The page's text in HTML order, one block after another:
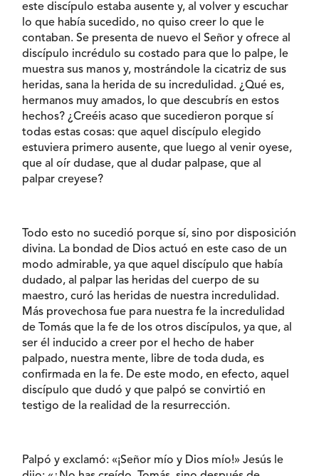
este discípulo estaba ausente y, al volver y escuchar
lo que había sucedido, no quiso creer lo que le
contaban. Se presenta de nuevo el Señor y ofrece al
discípulo incrédulo su costado para que lo palpe, le
muestra sus manos y, mostrándole la cicatriz de sus
heridas, sana la herida de su incredulidad. ¿Qué es,
hermanos muy amados, lo que descubrís en estos
hechos? ¿Creéis acaso que sucedieron porque sí
todas estas cosas: que aquel discípulo elegido
estuviera primero ausente, que luego al venir oyese,
que al oír dudase, que al dudar palpase, que al
palpar creyese?
Todo esto no sucedió porque sí, sino por disposición
divina. La bondad de Dios actuó en este caso de un
modo admirable, ya que aquel discípulo que había
dudado, al palpar las heridas del cuerpo de su
maestro, curó las heridas de nuestra incredulidad.
Más provechosa fue para nuestra fe la incredulidad
de Tomás que la fe de los otros discípulos, ya que, al
ser él inducido a creer por el hecho de haber
palpado, nuestra mente, libre de toda duda, es
confirmada en la fe. De este modo, en efecto, aquel
discípulo que dudó y que palpó se convirtió en
testigo de la realidad de la resurrección.
Palpó y exclamó: «¡Señor mío y Dios mío!» Jesús le